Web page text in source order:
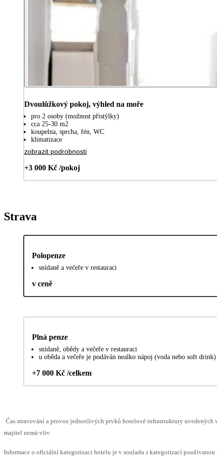
Dvoulůžkový pokoj, výhled na moře
pro 2 osoby (možnost přistýlky)
cca 25-30 m2
koupelna, sprcha, fén, WC
klimatizace
zobrazit podrobnosti
+3 000 Kč /pokoj
Strava
Polopenze
snídaně a večeře v restauraci
v ceně
Plná penze
snídaně, obědy a večeře v restauraci
u oběda a večeře je podáván nealko nápoj (voda nebo soft drink)
+7 000 Kč /celkem
Čas stravování a provoz jednotlivých prvků hotelové infrastruktury uvedených
majitel nemá vliv.
Informace o oficiální kategorizaci hotelu je v souladu s kategorizací